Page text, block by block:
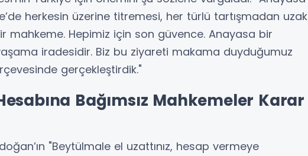
herkesin üzerine titremesi, her türlü tartışmadan uzak
mahkeme. Hepimiz için son güvence. Anayasa bir
iradesidir. Biz bu ziyareti makama duyduğumuz
gerçekleştirdik."
Bağımsız Mahkemeler Karar
"Beytülmale el uzattınız, hesap vermeye